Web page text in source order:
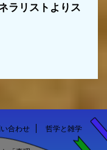
ラリストよりス
合わせ 哲学と雑学